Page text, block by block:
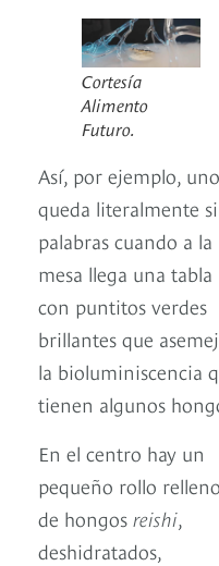
Cortesía
Alimento
Futuro.
Así, por ejemplo,
queda literalmente
palabras cuando a la
mesa llega una tabla
con puntitos verdes
brillantes que
la bioluminiscencia
tienen algunos
En el centro hay un
pequeño rollo relleno
de hongos reishi,
deshidratados,